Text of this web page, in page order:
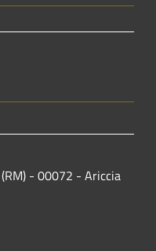
- 00072 - Ariccia